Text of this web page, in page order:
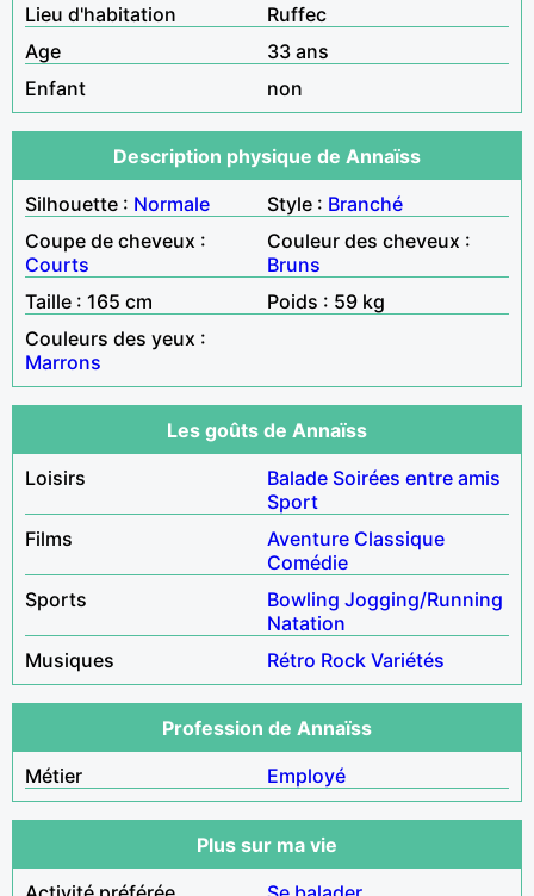
Lieu d'habitation
Ruffec
Age
33 ans
Enfant
non
Description physique de Annaïss
Silhouette : Normale Style : Branché
Coupe de cheveux :
Courts
Couleur des cheveux :
Bruns
Taille : 165 cm
Poids : 59 kg
Couleurs des yeux :
Marrons
Les goûts de Annaïss
Loisirs
Balade Soirées entre amis
Sport
Films
Aventure Classique
Comédie
Sports
Bowling Jogging/Running
Natation
Musiques
Rétro Rock Variétés
Profession de Annaïss
Métier
Employé
Plus sur ma vie